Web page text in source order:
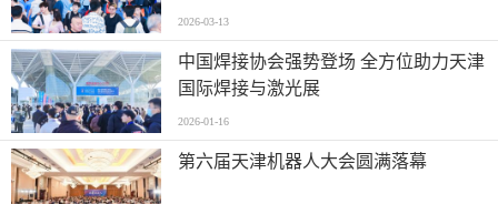
2026-03-13
中国焊接协会强势登场 全方位助力天津
国际焊接与激光展
2026-01-16
第六届天津机器人大会圆满落幕